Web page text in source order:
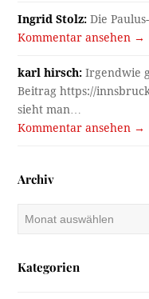
Ingrid Stolz: Die
Kommentar ansehen →
karl hirsch: Irgendwie
Beitrag https://
sieht man…
Kommentar ansehen →
Archiv
Archiv
Kategorien